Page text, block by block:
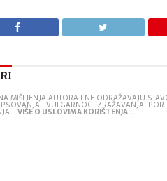
MIŠLJENJA AUTORA I NE ODRAŽAVAJU
I VULGARNOG IZRAŽAVANJA.
-VIŠE O USLOVIMA KORIŠTENJA...